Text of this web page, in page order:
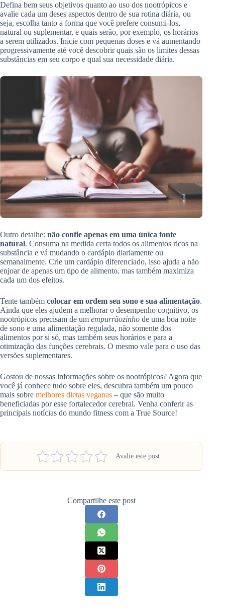
Defina bem seus objetivos quanto ao uso dos nootrópicos e
avalie cada um deses aspectos dentro de sua rotina diária, ou
seja, escolha tanto a forma que você prefere consumi-los,
natural ou suplementar, e quais serão, por exemplo, os horários
a serem utilizados. Inicie com pequenas doses e vá aumentando
progressivamente até você descobrir quais são os limites dessas
substâncias em seu corpo e qual sua necessidade diária.
Outro detalhe: não confie apenas em uma única fonte
natural. Consuma na medida certa todos os alimentos ricos na
substância e vá mudando o cardápio diariamente ou
semanalmente. Crie um cardápio diferenciado, isso ajuda a não
enjoar de apenas um tipo de alimento, mas também maximiza
cada um dos efeitos.
Tente também colocar em ordem seu sono e sua alimentação.
Ainda que eles ajudem a melhorar o desempenho cognitivo, os
nootrópicos precisam de um empurrãozinho de uma boa noite
de sono e uma alimentação regulada, não somente dos
alimentos por si só, mas também seus horários e para a
otimização das funções cerebrais. O mesmo vale para o uso das
versões suplementares.
Gostou de nossas informações sobre os nootrópicos? Agora que
você já conhece tudo sobre eles, descubra também um pouco
mais sobre melhores dietas veganas – que são muito
beneficiadas por esse fortalecedor cerebral. Venha conferir as
principais notícias do mundo fitness com a True Source!
Avalie este post
Compartilhe este post